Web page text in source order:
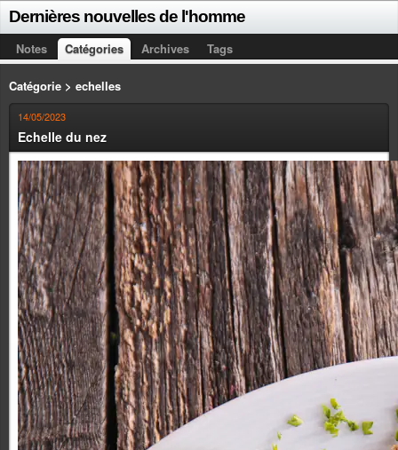
Dernières nouvelles de l'homme
Notes Catégories Archives Tags
Catégorie > echelles
14/05/2023
Echelle du nez